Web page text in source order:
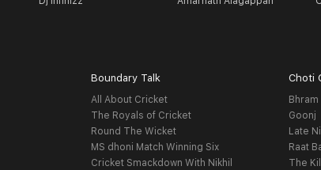
Boundary Talk
All About Cricket
The Royals of Cricket
Round The Wicket
MS dhoni Match Winning Six
Cricket Smackdown With Nikhil
Choti
Bhram
Goonj
Late
Raat
The